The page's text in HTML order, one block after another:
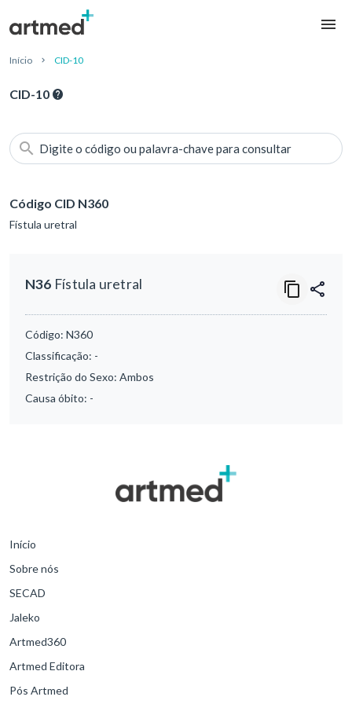
Início CID-10
CID-10
Digite o código ou palavra-chave para consultar
Código CID N360
Fístula uretral
N36 Fístula uretral
Código: N360
Classificação: -
Restrição do Sexo: Ambos
Causa óbito: -
Início
Sobre nós
SECAD
Jaleko
Artmed360
Artmed Editora
Pós Artmed